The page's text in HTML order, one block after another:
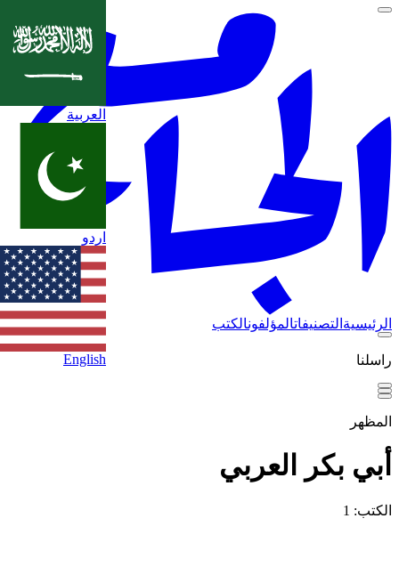
الرئيسية التصنيفاتالمؤلفونالكتب
راسلنا
العربية
اردو
English
المظهر
أبي بكر العربي
الكتب: 1